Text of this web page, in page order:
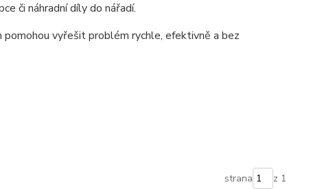
či náhradní díly do nářadí.
vyřešit problém rychle, efektivně a bez
strana z 1